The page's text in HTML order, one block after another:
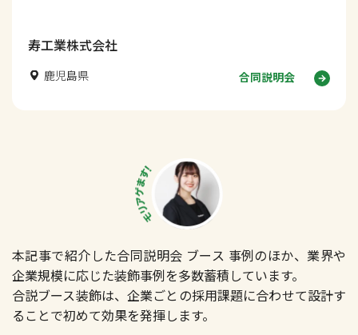
寿工業株式会社
鹿児島県 合同説明会
本記事で紹介した合同説明会 ブース 事例のほか、業界や
企業規模に応じた装飾事例を多数蓄積しています。
合説ブース装飾は、企業ごとの採用課題に合わせて設計す
ることで初めて効果を発揮します。